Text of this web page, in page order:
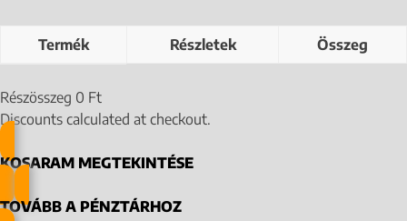
Termék Részletek Összeg
Részösszeg 0 Ft
Discounts calculated at checkout.
KOSARAM MEGTEKINTÉSE
TOVÁBB A PÉNZTÁRHOZ